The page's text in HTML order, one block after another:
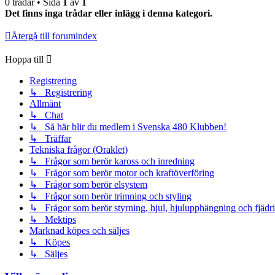
Det finns inga trådar eller inlägg i denna kategori.
Återgå till forumindex
Hoppa till
Registrering
↳ Registrering
Allmänt
↳ Chat
↳ Så här blir du medlem i Svenska 480 Klubben!
↳ Träffar
Tekniska frågor (Oraklet)
↳ Frågor som berör kaross och inredning
↳ Frågor som berör motor och kraftöverföring
↳ Frågor som berör elsystem
↳ Frågor som berör trimning och styling
↳ Frågor som berör styrning, hjul, hjulupphängning och
↳ Mektips
Marknad köpes och säljes
↳ Köpes
↳ Säljes